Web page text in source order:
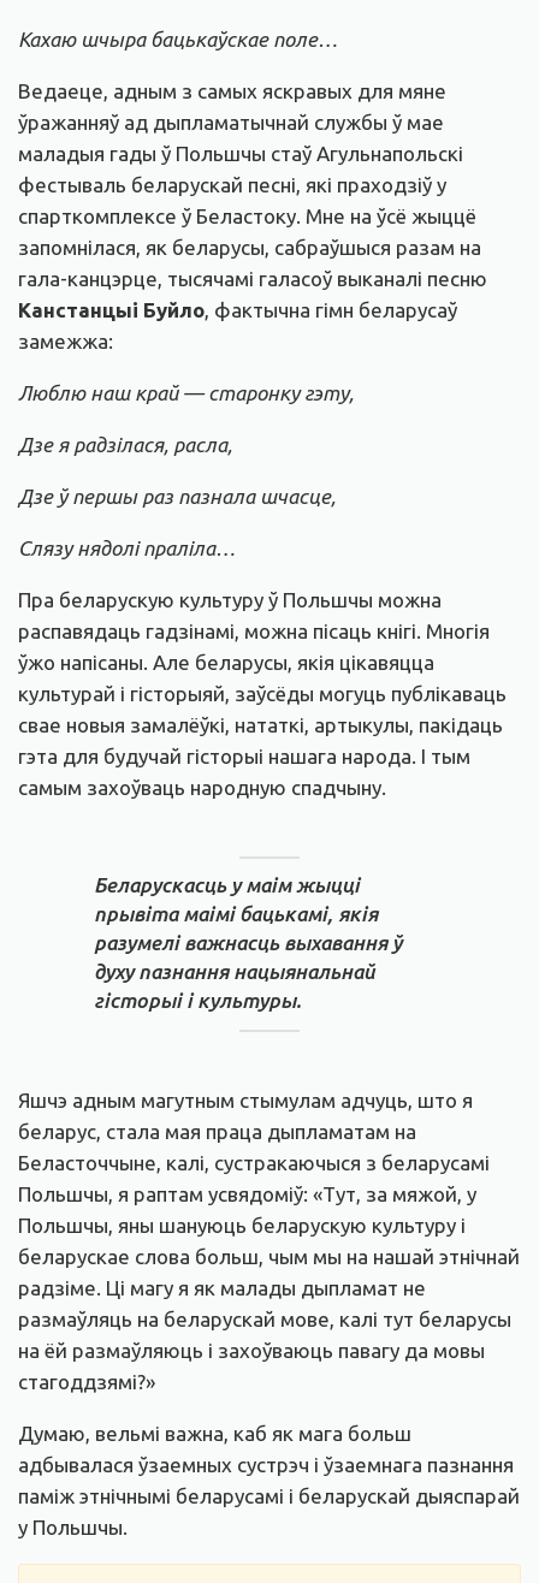
Кахаю шчыра бацькаўскае поле…
Ведаеце, адным з самых яскравых для мяне
ўражанняў ад дыпламатычнай службы ў мае
маладыя гады ў Польшчы стаў Агульнапольскі
фестываль беларускай песні, які праходзіў у
спарткомплексе ў Беластоку. Мне на ўсё жыццё
запомнілася, як беларусы, сабраўшыся разам на
гала-канцэрце, тысячамі галасоў выканалі песню
Канстанцыі Буйло, фактычна гімн беларусаў
замежжа:
Люблю наш край — старонку гэту,
Дзе я радзілася, расла,
Дзе ў першы раз пазнала шчасце,
Слязу нядолі праліла…
Пра беларускую культуру ў Польшчы можна
распавядаць гадзінамі, можна пісаць кнігі. Многія
ўжо напісаны. Але беларусы, якія цікавяцца
культурай і гісторыяй, заўсёды могуць публікаваць
свае новыя замалёўкі, нататкі, артыкулы, пакідаць
гэта для будучай гісторыі нашага народа. І тым
самым захоўваць народную спадчыну.
Беларускасць у маім жыцці
прывіта маімі бацькамі, якія
разумелі важнасць выхавання ў
духу пазнання нацыянальнай
гісторыі і культуры.
Яшчэ адным магутным стымулам адчуць, што я
беларус, стала мая праца дыпламатам на
Беласточчыне, калі, сустракаючыся з беларусамі
Польшчы, я раптам усвядоміў: «Тут, за мяжой, у
Польшчы, яны шануюць беларускую культуру і
беларускае слова больш, чым мы на нашай этнічнай
радзіме. Ці магу я як малады дыпламат не
размаўляць на беларускай мове, калі тут беларусы
на ёй размаўляюць і захоўваюць павагу да мовы
стагоддзямі?»
Думаю, вельмі важна, каб як мага больш
адбывалася ўзаемных сустрэч і ўзаемнага пазнання
паміж этнічнымі беларусамі і беларускай дыяспарай
у Польшчы.